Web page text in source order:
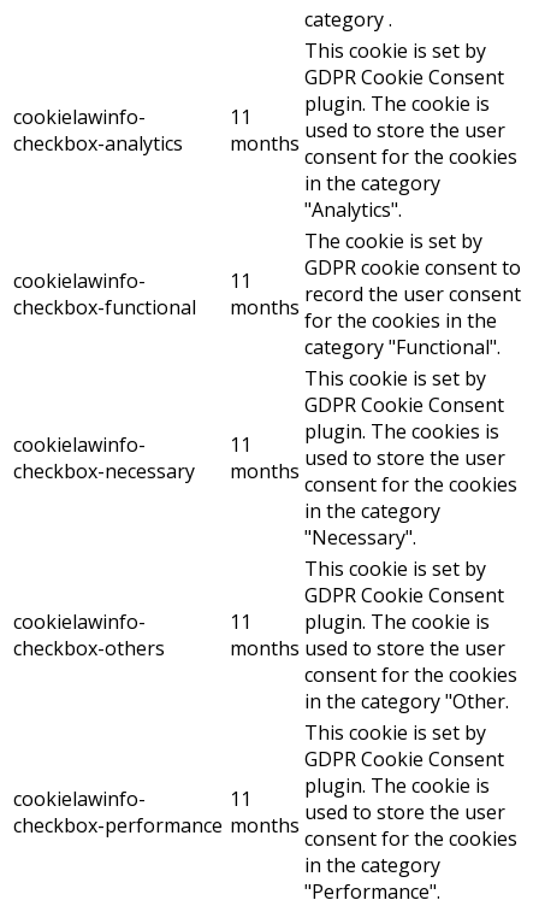
category .
cookielawinfo-
checkbox-analytics
11
months
This cookie is set by
GDPR Cookie Consent
plugin. The cookie is
used to store the user
consent for the cookies
in the category
"Analytics".
cookielawinfo-
checkbox-functional
11
months
The cookie is set by
GDPR cookie consent to
record the user consent
for the cookies in the
category "Functional".
cookielawinfo-
checkbox-necessary
11
months
This cookie is set by
GDPR Cookie Consent
plugin. The cookies is
used to store the user
consent for the cookies
in the category
"Necessary".
cookielawinfo-
checkbox-others
11
months
This cookie is set by
GDPR Cookie Consent
plugin. The cookie is
used to store the user
consent for the cookies
in the category "Other.
cookielawinfo-
checkbox-performance
11
months
This cookie is set by
GDPR Cookie Consent
plugin. The cookie is
used to store the user
consent for the cookies
in the category
"Performance".